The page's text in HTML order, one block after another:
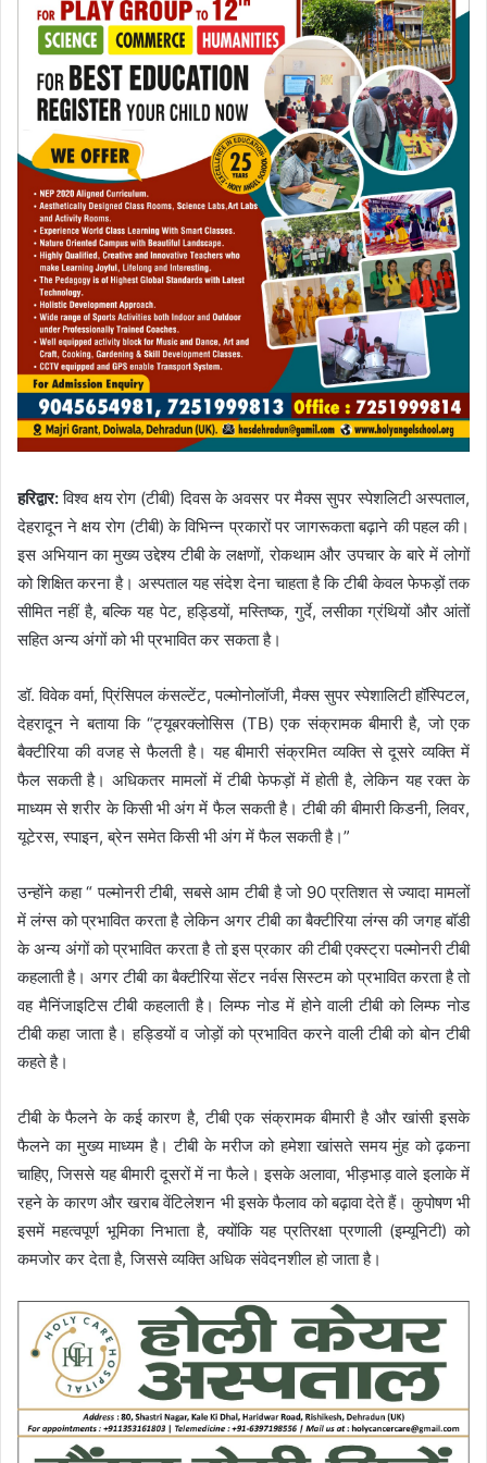
हरिद्वार:विश्व क्षय रोग (टीबी) दिवस के अवसर पर मैक्स सुपर स्पेशलिटी अस्पताल,
देहरादून ने क्षय रोग (टीबी) के विभिन्न प्रकारों पर जागरूकता बढ़ाने की पहल की।
इस अभियान का मुख्य उद्देश्य टीबी के लक्षणों, रोकथाम और उपचार के बारे में लोगों
को शिक्षित करना है। अस्पताल यह संदेश देना चाहता है कि टीबी केवल फेफड़ों तक
सीमित नहीं है, बल्कि यह पेट, हड्डियों, मस्तिष्क, गुर्दे, लसीका ग्रंथियों और आंतों
सहित अन्य अंगों को भी प्रभावित कर सकता है।
डॉ. विवेक वर्मा, प्रिंसिपल कंसल्टेंट, पल्मोनोलॉजी, मैक्स सुपर स्पेशालिटी हॉस्पिटल,
देहरादून ने बताया कि “ट्यूबरक्लोसिस (TB) एक संक्रामक बीमारी है, जो एक
बैक्टीरिया की वजह से फैलती है। यह बीमारी संक्रमित व्यक्ति से दूसरे व्यक्ति में
फैल सकती है। अधिकतर मामलों में टीबी फेफड़ों में होती है, लेकिन यह रक्त के
माध्यम से शरीर के किसी भी अंग में फैल सकती है। टीबी की बीमारी किडनी, लिवर,
यूटेरस, स्पाइन, ब्रेन समेत किसी भी अंग में फैल सकती है।”
उन्होंने कहा “ पल्मोनरी टीबी, सबसे आम टीबी है जो 90 प्रतिशत से ज्यादा मामलों
में लंग्‍स को प्रभावित करता है लेकिन अगर टीबी का बैक्‍टीरिया लंग्‍स की जगह बॉडी
के अन्य अंगों को प्रभावित करता है तो इस प्रकार की टीबी एक्स्ट्रा पल्मोनरी टीबी
कहलाती है। अगर टीबी का बैक्‍टीरिया सेंटर नर्वस सिस्‍टम को प्रभावित करता है तो
वह मैनिंजाइटिस टीबी कहलाती है। लिम्फ नोड में होने वाली टीबी को लिम्फ नोड
टीबी कहा जाता है। हड्डियों व जोड़ों को प्रभावित करने वाली टीबी को बोन टीबी
कहते है।
टीबी के फैलने के कई कारण है, टीबी एक संक्रामक बीमारी है और खांसी इसके
फैलने का मुख्य माध्यम है। टीबी के मरीज को हमेशा खांसते समय मुंह को ढ़कना
चाहिए, जिससे यह बीमारी दूसरों में ना फैले। इसके अलावा, भीड़भाड़ वाले इलाके में
रहने के कारण और खराब वेंटिलेशन भी इसके फैलाव को बढ़ावा देते हैं। कुपोषण भी
इसमें महत्वपूर्ण भूमिका निभाता है, क्योंकि यह प्रतिरक्षा प्रणाली (इम्यूनिटी) को
कमजोर कर देता है, जिससे व्यक्ति अधिक संवेदनशील हो जाता है।